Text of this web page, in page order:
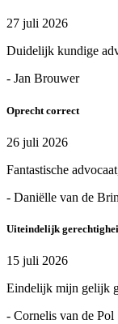
27 juli 2026
Duidelijk kundige
- Jan Brouwer
Oprecht correct
26 juli 2026
Fantastische
- Daniëlle van de
Uiteindelijk
15 juli 2026
Eindelijk mijn gelijk
- Cornelis van de Pol